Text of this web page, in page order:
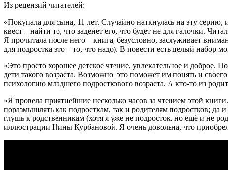
Из рецензий читателей:
«Покупала для сына, 11 лет. Случайно наткнулась на эту
квест – найти то, что заденет его, что будет не для галочки.
Я прочитала после него – книга, безусловно, заслуживает
для подростка это – то, что надо). В повести есть целый набор
«Это просто хорошее детское чтение, увлекательное и доброе.
дети такого возраста. Возможно, это поможет им понять и
психологию младшего подросткового возраста. А кто-то из
«Я провела приятнейшие несколько часов за чтением этой
поразмышлять как подросткам, так и родителям подростков;
глушь к родственникам (хотя я уже не подросток, но ещё и не
иллюстрации Нины Курбановой. Я очень довольна, что